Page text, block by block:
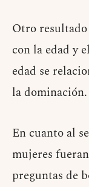
Otro
con la edad y
edad se
la dominación.
En cuanto al
mujeres
preguntas de